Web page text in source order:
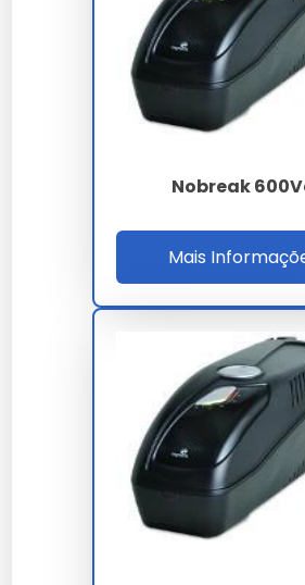
Qual o diferencial de
sms 600va em nossa
Nossas soluções passam por
Como garantir a
nobreak sms 600va?
armazenamento e uso
oficial fornecida por nossa
Como solicitar uma
em larga escala?
Para demandas industriais de
basta encaminhar sua
Nobreak
Mais